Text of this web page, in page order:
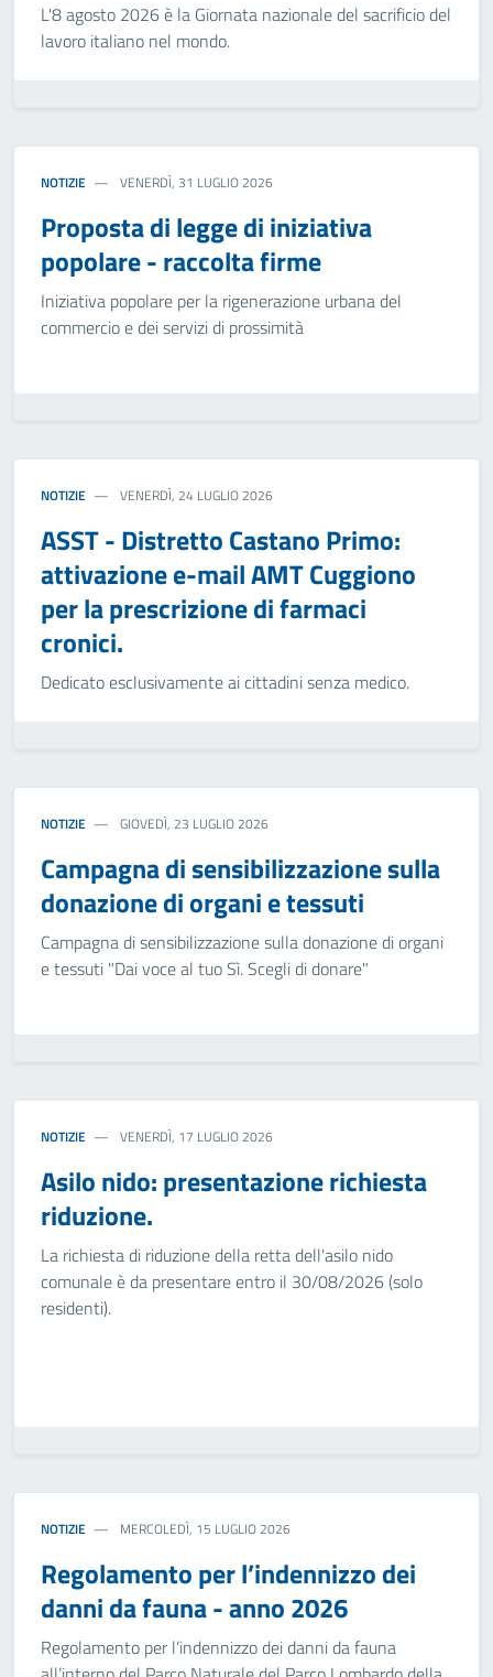
L'8 agosto 2026 è la Giornata nazionale del sacrificio del
lavoro italiano nel mondo.
NOTIZIE VENERDÌ, 31 LUGLIO 2026
Proposta di legge di iniziativa
popolare - raccolta firme
Iniziativa popolare per la rigenerazione urbana del
commercio e dei servizi di prossimità
NOTIZIE VENERDÌ, 24 LUGLIO 2026
ASST - Distretto Castano Primo:
attivazione e-mail AMT Cuggiono
per la prescrizione di farmaci
cronici.
Dedicato esclusivamente ai cittadini senza medico.
NOTIZIE GIOVEDÌ, 23 LUGLIO 2026
Campagna di sensibilizzazione sulla
donazione di organi e tessuti
Campagna di sensibilizzazione sulla donazione di organi
e tessuti "Dai voce al tuo Sì. Scegli di donare"
NOTIZIE VENERDÌ, 17 LUGLIO 2026
Asilo nido: presentazione richiesta
riduzione.
La richiesta di riduzione della retta dell'asilo nido
comunale è da presentare entro il 30/08/2026 (solo
residenti).
NOTIZIE MERCOLEDÌ, 15 LUGLIO 2026
Regolamento per l’indennizzo dei
danni da fauna - anno 2026
Regolamento per l’indennizzo dei danni da fauna